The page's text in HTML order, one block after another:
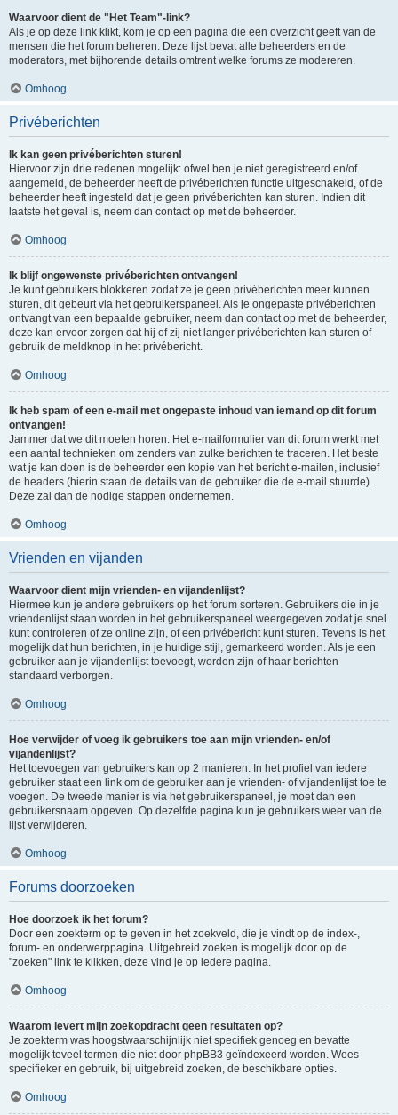
Waarvoor dient de "Het Team"-link?
Als je op deze link klikt, kom je op een pagina die een overzicht geeft van de
mensen die het forum beheren. Deze lijst bevat alle beheerders en de
moderators, met bijhorende details omtrent welke forums ze modereren.
Omhoog
Privéberichten
Ik kan geen privéberichten sturen!
Hiervoor zijn drie redenen mogelijk: ofwel ben je niet geregistreerd en/of
aangemeld, de beheerder heeft de privéberichten functie uitgeschakeld, of de
beheerder heeft ingesteld dat je geen privéberichten kan sturen. Indien dit
laatste het geval is, neem dan contact op met de beheerder.
Omhoog
Ik blijf ongewenste privéberichten ontvangen!
Je kunt gebruikers blokkeren zodat ze je geen privéberichten meer kunnen
sturen, dit gebeurt via het gebruikerspaneel. Als je ongepaste privéberichten
ontvangt van een bepaalde gebruiker, neem dan contact op met de beheerder,
deze kan ervoor zorgen dat hij of zij niet langer privéberichten kan sturen of
gebruik de meldknop in het privébericht.
Omhoog
Ik heb spam of een e-mail met ongepaste inhoud van iemand op dit forum
ontvangen!
Jammer dat we dit moeten horen. Het e-mailformulier van dit forum werkt met
een aantal technieken om zenders van zulke berichten te traceren. Het beste
wat je kan doen is de beheerder een kopie van het bericht e-mailen, inclusief
de headers (hierin staan de details van de gebruiker die de e-mail stuurde).
Deze zal dan de nodige stappen ondernemen.
Omhoog
Vrienden en vijanden
Waarvoor dient mijn vrienden- en vijandenlijst?
Hiermee kun je andere gebruikers op het forum sorteren. Gebruikers die in je
vriendenlijst staan worden in het gebruikerspaneel weergegeven zodat je snel
kunt controleren of ze online zijn, of een privébericht kunt sturen. Tevens is het
mogelijk dat hun berichten, in je huidige stijl, gemarkeerd worden. Als je een
gebruiker aan je vijandenlijst toevoegt, worden zijn of haar berichten
standaard verborgen.
Omhoog
Hoe verwijder of voeg ik gebruikers toe aan mijn vrienden- en/of
vijandenlijst?
Het toevoegen van gebruikers kan op 2 manieren. In het profiel van iedere
gebruiker staat een link om de gebruiker aan je vrienden- of vijandenlijst toe te
voegen. De tweede manier is via het gebruikerspaneel, je moet dan een
gebruikersnaam opgeven. Op dezelfde pagina kun je gebruikers weer van de
lijst verwijderen.
Omhoog
Forums doorzoeken
Hoe doorzoek ik het forum?
Door een zoekterm op te geven in het zoekveld, die je vindt op de index-,
forum- en onderwerppagina. Uitgebreid zoeken is mogelijk door op de
"zoeken" link te klikken, deze vind je op iedere pagina.
Omhoog
Waarom levert mijn zoekopdracht geen resultaten op?
Je zoekterm was hoogstwaarschijnlijk niet specifiek genoeg en bevatte
mogelijk teveel termen die niet door phpBB3 geïndexeerd worden. Wees
specifieker en gebruik, bij uitgebreid zoeken, de beschikbare opties.
Omhoog